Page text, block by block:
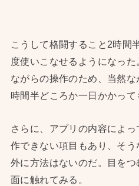
こうして格闘すること2時間
度使いこなせるようになっ
ながらの操作のため、当然
時間半どころか一日かかって
さらに、アプリの内容によ
作できない項目もあり、そ
外に方法はないのだ。目を
面に触れてみる。